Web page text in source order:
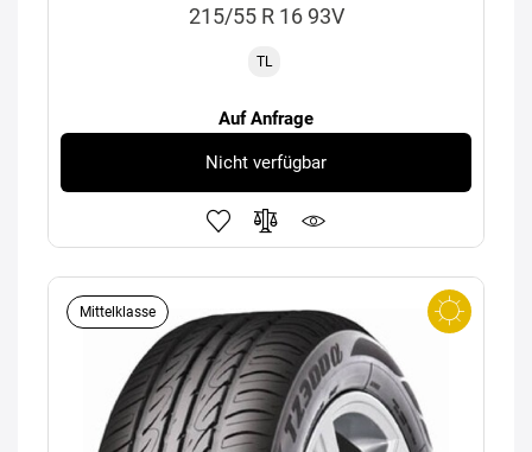
215/55 R 16 93V
TL
Auf Anfrage
Nicht verfügbar
Mittelklasse